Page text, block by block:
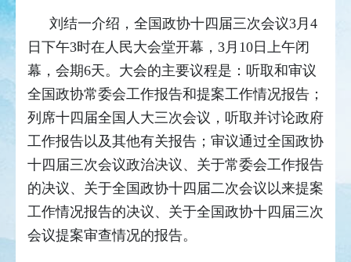
刘结一介绍，全国政协十四届三次会议3月4
日下午3时在人民大会堂开幕，3月10日上午闭
幕，会期6天。大会的主要议程是：听取和审议
全国政协常委会工作报告和提案工作情况报告；
列席十四届全国人大三次会议，听取并讨论政府
工作报告以及其他有关报告；审议通过全国政协
十四届三次会议政治决议、关于常委会工作报告
的决议、关于全国政协十四届二次会议以来提案
工作情况报告的决议、关于全国政协十四届三次
会议提案审查情况的报告。